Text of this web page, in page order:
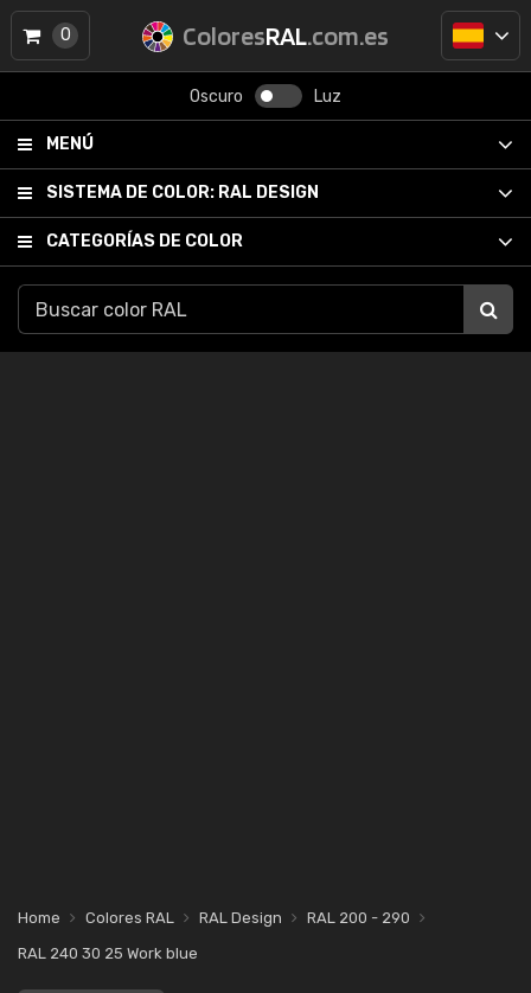
ColoresRAL.com.es
Oscuro Luz
MENÚ
SISTEMA DE COLOR: RAL DESIGN
CATEGORÍAS DE COLOR
0
Home Colores RAL RAL Design
RAL 200 - 290
RAL 240 30 25 Work blue